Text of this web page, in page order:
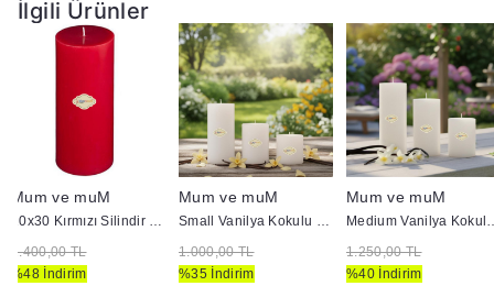
İlgili Ürünler
Mum ve muM
10x30 Kırmızı Silindir Mum
1.400,00 TL
%48 İndirim
Mum ve muM
Small Vanilya Kokulu Set Mum Çap 7 cm Beyaz
1.000,00 TL
%35 İndirim
Mum ve muM
Medium Vanilya
1.250,00 TL
%40 İndirim